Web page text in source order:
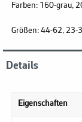
Farben: 160-grau,
Größen: 44-62, 23-
Details
Eigenschaften